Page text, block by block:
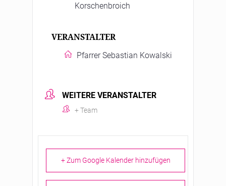
Korschenbroich
VERANSTALTER
Pfarrer Sebastian Kowalski
WEITERE VERANSTALTER
+ Team
+ Zum Google Kalender hinzufügen